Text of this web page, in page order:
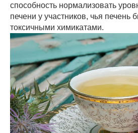
способность нормализовать
печени у участников, чья печень
токсичными химикатами.